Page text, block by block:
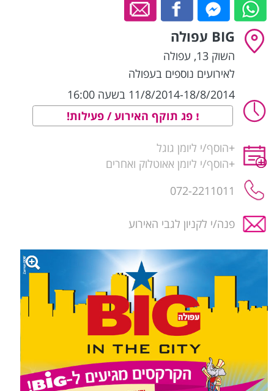
BIG עפולה
השוק 13 , עפולה
לאירועים נוספים בעפולה
11/8/2014-18/8/2014 בשעה 16:00
פג תוקף האירוע / פעילות!
+הוסף/י ליומן גוגל
+הוסף/י ליומן אאוטלוק ואחרים
072-2211011
פנה/י לקניון לגבי האירוע